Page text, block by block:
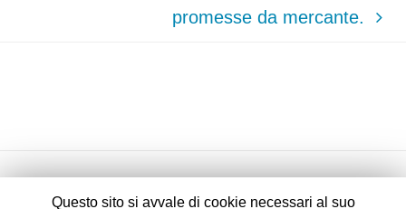
promesse da mercante.
Questo sito si avvale di cookie necessari al suo